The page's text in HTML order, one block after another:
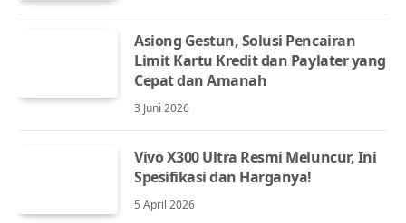
Asiong Gestun, Solusi Pencairan
Limit Kartu Kredit dan Paylater yang
Cepat dan Amanah
3 Juni 2026
Vivo X300 Ultra Resmi Meluncur, Ini
Spesifikasi dan Harganya!
5 April 2026